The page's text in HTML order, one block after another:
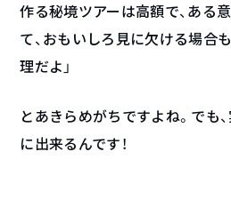
作る秘境ツアーは高額で、ある
て、おもいしろ見に欠ける場合
理だよ」
とあきらめがちですよね。でも
に出来るんです！